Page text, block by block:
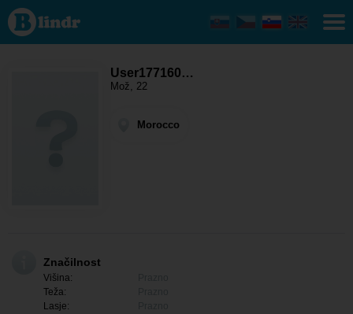
User177160052
- On išče
nekoga
Morocco
User177160…
Mož, 22
Morocco
Značilnost
Višina:
Teža:
Lasje: